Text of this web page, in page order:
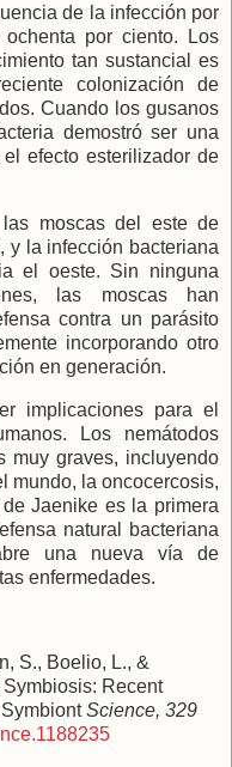
de la infección por
por ciento. Los
tan sustancial es
colonización de
Cuando los gusanos
demostró ser una
efecto esterilizador de
moscas del este de
y la infección bacteriana
el oeste. Sin ninguna
las moscas han
contra un parásito
incorporando otro
en generación.
implicaciones para el
Los nemátodos
muy graves, incluyendo
mundo, la oncocercosis,
Jaenike es la primera
natural bacteriana
una nueva vía de
enfermedades.
S., Boelio, L., &
Recent
Science, 329